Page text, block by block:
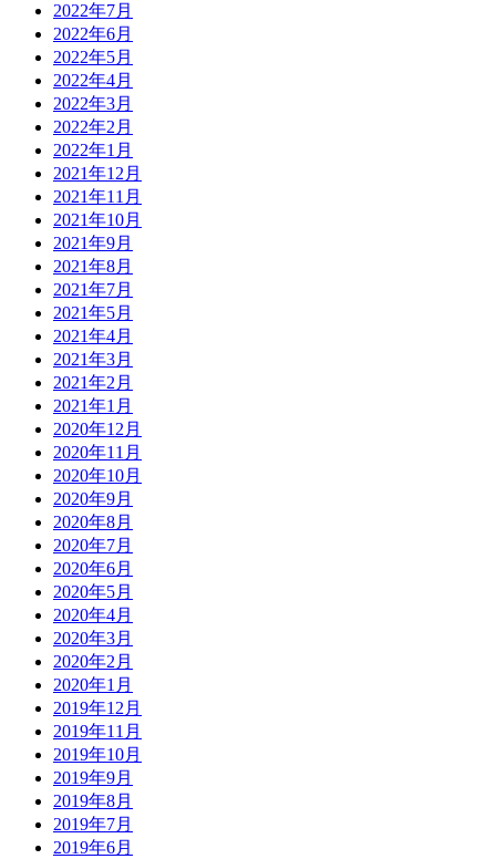
2022年7月
2022年6月
2022年5月
2022年4月
2022年3月
2022年2月
2022年1月
2021年12月
2021年11月
2021年10月
2021年9月
2021年8月
2021年7月
2021年5月
2021年4月
2021年3月
2021年2月
2021年1月
2020年12月
2020年11月
2020年10月
2020年9月
2020年8月
2020年7月
2020年6月
2020年5月
2020年4月
2020年3月
2020年2月
2020年1月
2019年12月
2019年11月
2019年10月
2019年9月
2019年8月
2019年7月
2019年6月